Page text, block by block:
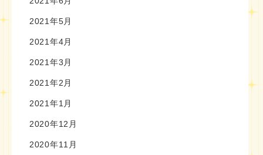
2021年5月
2021年4月
2021年3月
2021年2月
2021年1月
2020年12月
2020年11月